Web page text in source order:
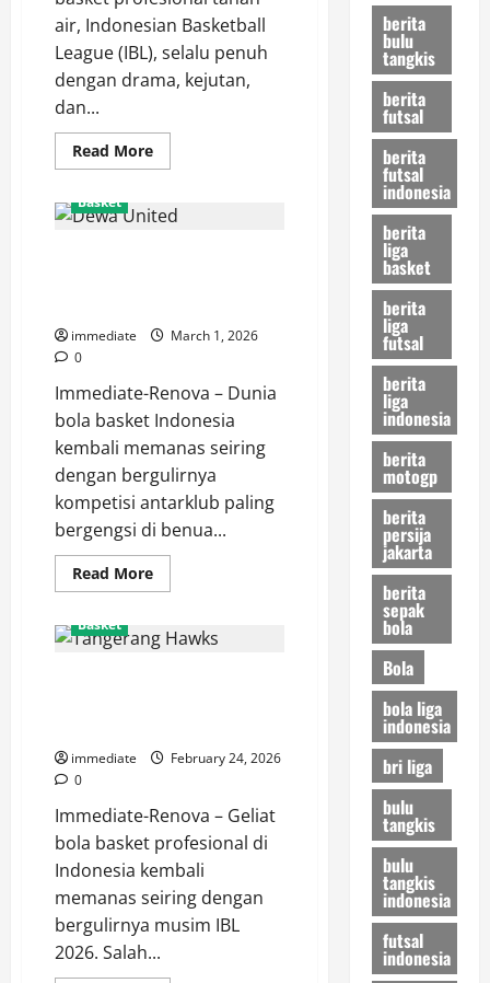
air, Indonesian Basketball
League (IBL), selalu penuh
dengan drama, kejutan,
dan...
Read MoreRead
more
Kasih
Deon!
untuk
Guncang
IBL
Basket
immediate
March 1, 2026
0
Immediate-Renova – Dunia
bola basket Indonesia
kembali memanas seiring
dengan bergulirnya
kompetisi antarklub paling
bergengsi di benua...
Read MoreRead
more
United
Siap
Menjamu
Sang
Basket
immediate
February 24, 2026
0
Immediate-Renova – Geliat
bola basket profesional di
Indonesia kembali
memanas seiring dengan
bergulirnya musim IBL
2026. Salah...
berita
bulu
tangkis
berita
futsal
berita
futsal
indonesia
berita
liga
basket
berita
liga
futsal
berita
liga
indonesia
berita
motogp
berita
persija
jakarta
berita
sepak
bola
Bola
bola liga
indonesia
bri liga
bulu
tangkis
bulu
tangkis
indonesia
futsal
indonesia